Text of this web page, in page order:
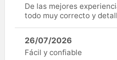
De las mejores
todo muy correcto y
26/07/2026
Fácil y confiable